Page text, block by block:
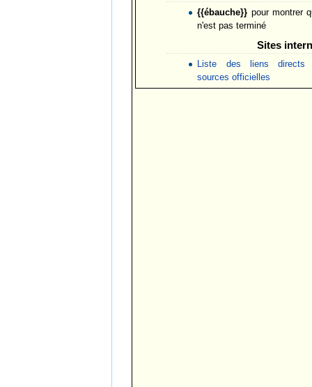
{{ébauche}} pour montrer
n'est pas terminé
Sites
Liste des liens directs
sources officielles